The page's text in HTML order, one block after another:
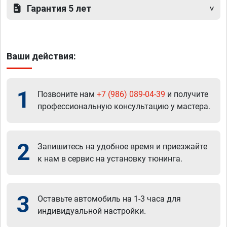
Гарантия 5 лет
Ваши действия:
1 Позвоните нам +7 (986) 089-04-39 и получите
профессиональную консультацию у мастера.
2
Запишитесь на удобное время и приезжайте
к нам в сервис на установку тюнинга.
3
Оставьте автомобиль на 1-3 часа для
индивидуальной настройки.